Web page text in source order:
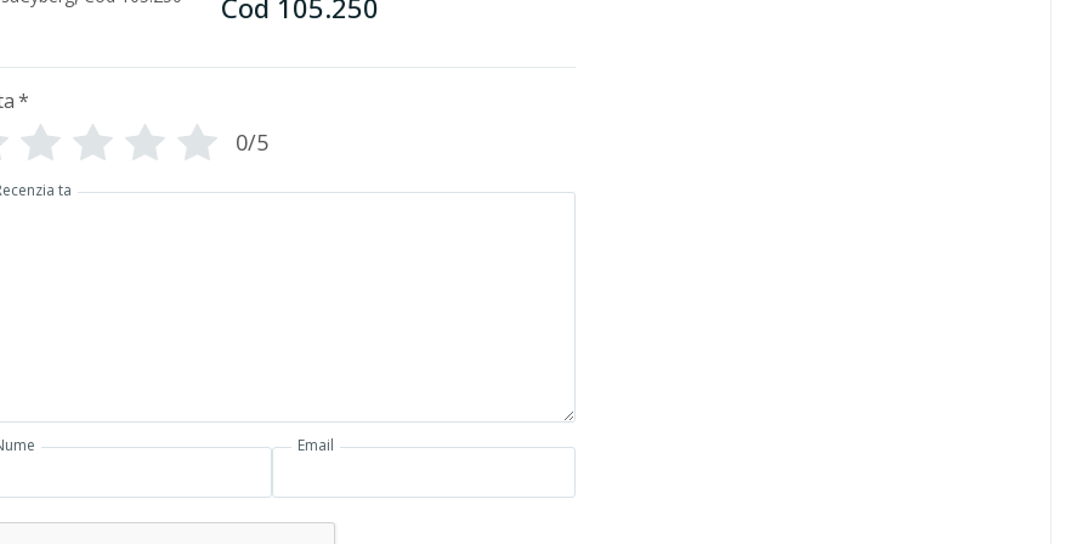
*
0/5
ta
Email